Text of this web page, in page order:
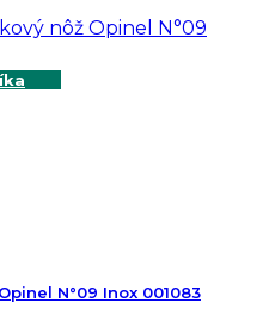
N°09 Inox 001083